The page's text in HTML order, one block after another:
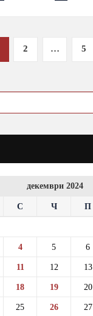
2 … 5
декември 2024
С Ч П
4 5 6
11 12 13
18 19 20
25 26 27